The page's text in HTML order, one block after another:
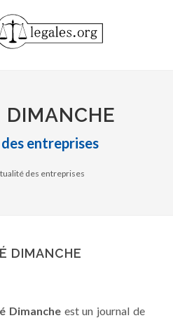
DIMANCHE
entreprises
des entreprises
DIMANCHE
Dimancheest un journal de